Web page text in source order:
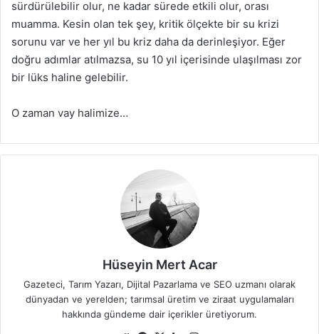
sürdürülebilir olur, ne kadar sürede etkili olur, orası
muamma. Kesin olan tek şey, kritik ölçekte bir su krizi
sorunu var ve her yıl bu kriz daha da derinleşiyor. Eğer
doğru adımlar atılmazsa, su 10 yıl içerisinde ulaşılması zor
bir lüks haline gelebilir.
O zaman vay halimize…
Hüseyin Mert Acar
Gazeteci, Tarım Yazarı, Dijital Pazarlama ve SEO uzmanı olarak
dünyadan ve yerelden; tarımsal üretim ve ziraat uygulamaları
hakkında gündeme dair içerikler üretiyorum.